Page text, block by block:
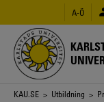
huvudinnehåll
A-Ö
Länkstig
KAU.SE > Utbildning >